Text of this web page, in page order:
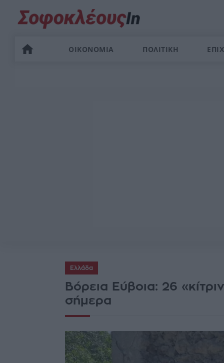
ΟΙΚΟΝΟΜΙΑ ΠΟΛΙΤΙΚΗ
Ελλάδα
Βόρεια Εύβοια: 26
σήμερα